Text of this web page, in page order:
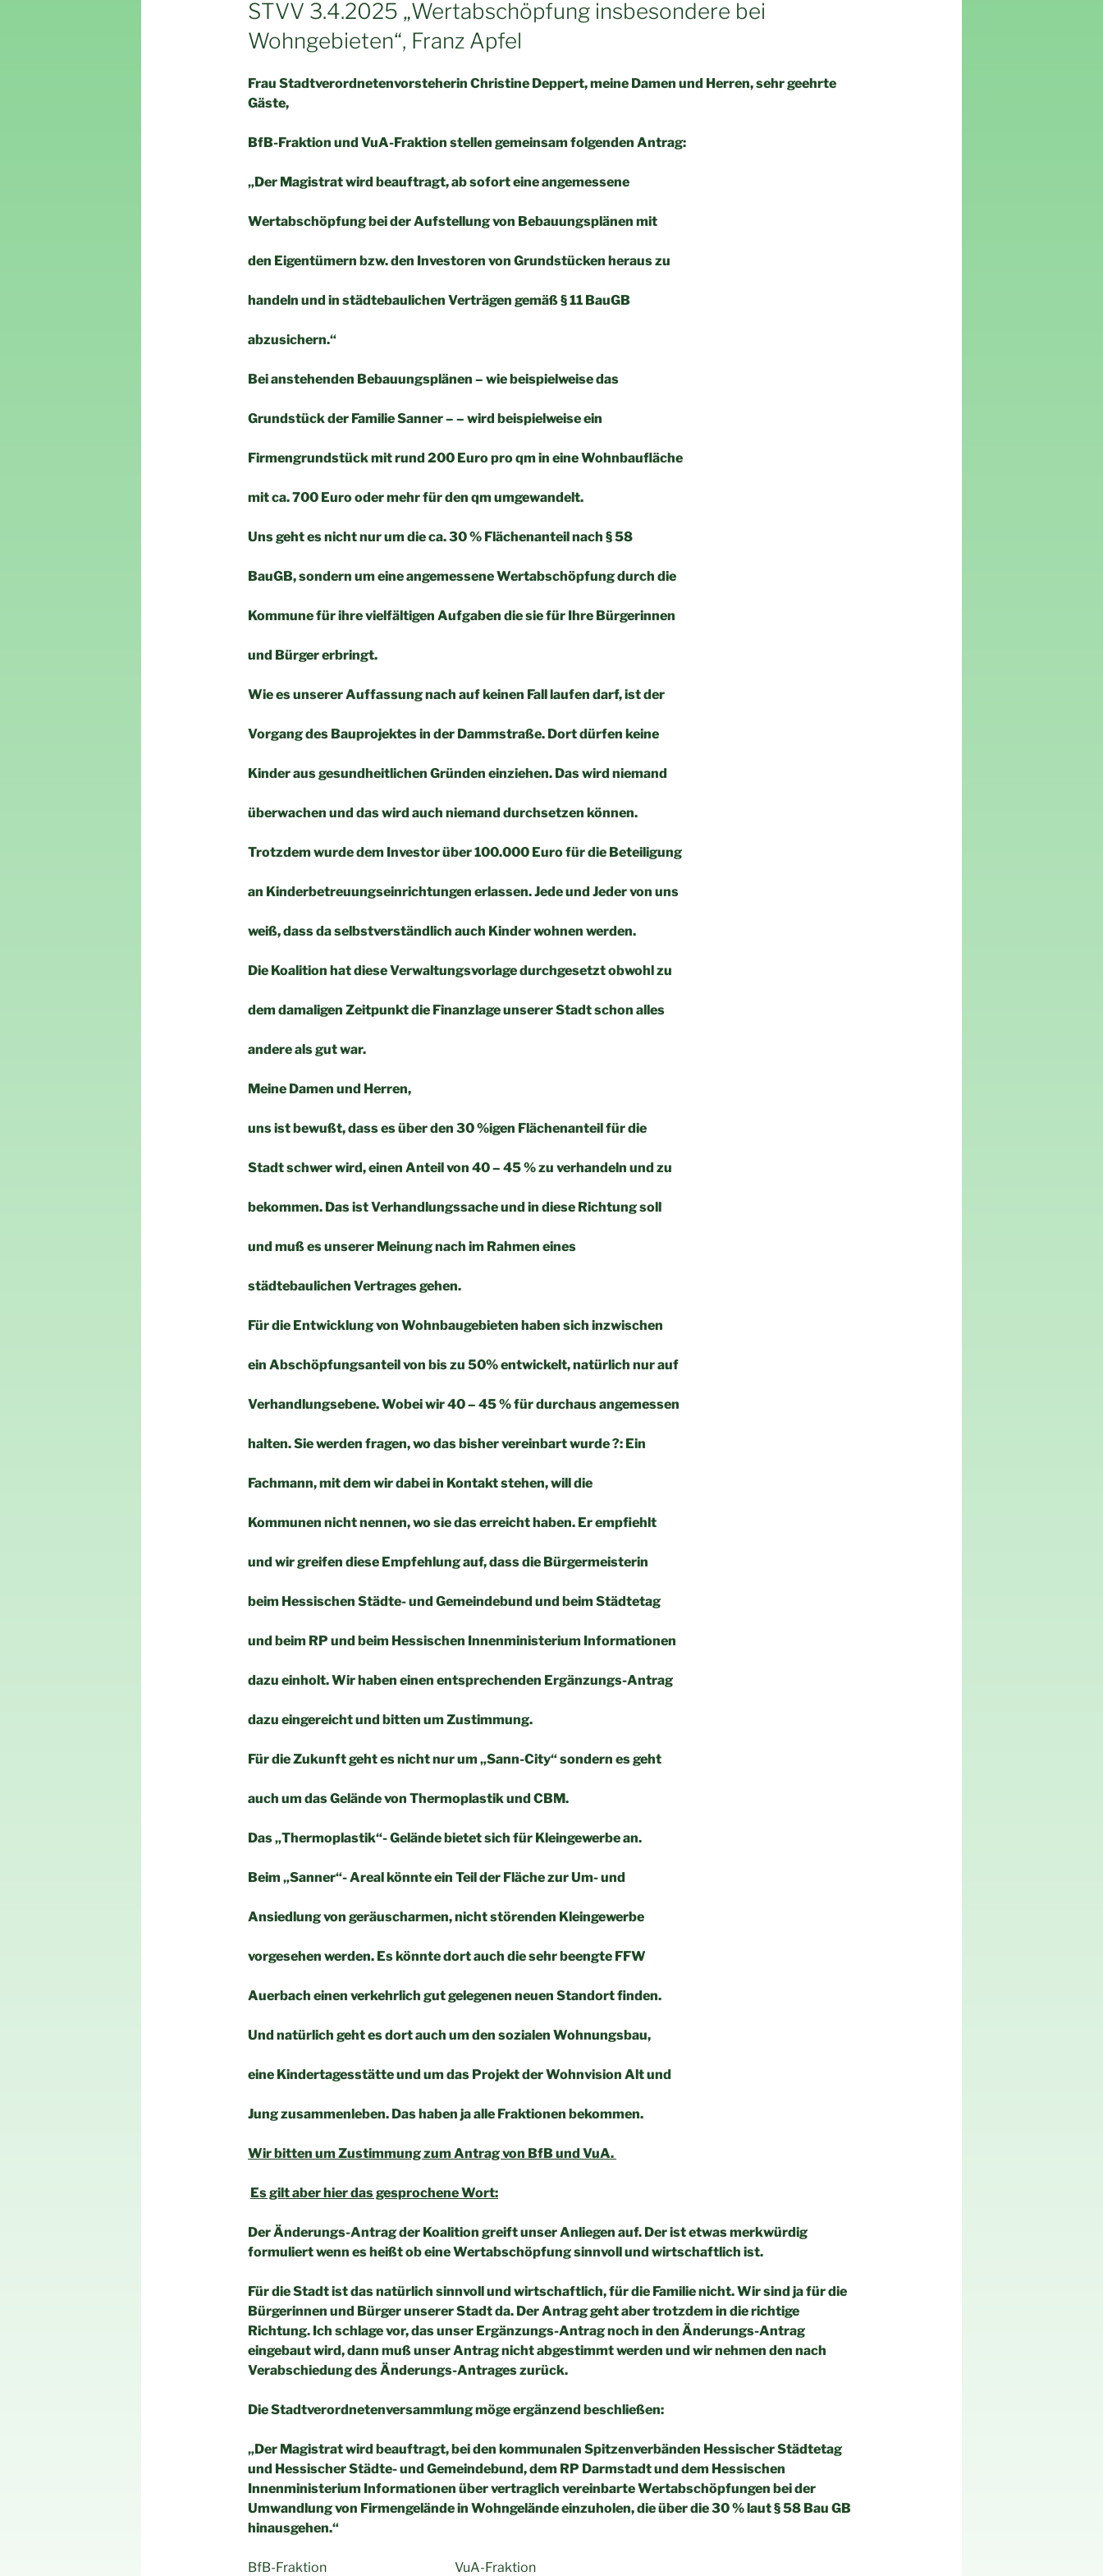
STVV 3.4.2025 „Wertabschöpfung insbesondere bei
Wohngebieten“, Franz Apfel
Frau Stadtverordnetenvorsteherin Christine Deppert, meine Damen und Herren, sehr geehrte
Gäste,
BfB-Fraktion und VuA-Fraktion stellen gemeinsam folgenden Antrag:
„Der Magistrat wird beauftragt, ab sofort eine angemessene
Wertabschöpfung bei der Aufstellung von Bebauungsplänen mit
den Eigentümern bzw. den Investoren von Grundstücken heraus zu
handeln und in städtebaulichen Verträgen gemäß § 11 BauGB
abzusichern.“
Bei anstehenden Bebauungsplänen – wie beispielweise das
Grundstück der Familie Sanner – – wird beispielweise ein
Firmengrundstück mit rund 200 Euro pro qm in eine Wohnbaufläche
mit ca. 700 Euro oder mehr für den qm umgewandelt.
Uns geht es nicht nur um die ca. 30 % Flächenanteil nach § 58
BauGB, sondern um eine angemessene Wertabschöpfung durch die
Kommune für ihre vielfältigen Aufgaben die sie für Ihre Bürgerinnen
und Bürger erbringt.
Wie es unserer Auffassung nach auf keinen Fall laufen darf, ist der
Vorgang des Bauprojektes in der Dammstraße. Dort dürfen keine
Kinder aus gesundheitlichen Gründen einziehen. Das wird niemand
überwachen und das wird auch niemand durchsetzen können.
Trotzdem wurde dem Investor über 100.000 Euro für die Beteiligung
an Kinderbetreuungseinrichtungen erlassen. Jede und Jeder von uns
weiß, dass da selbstverständlich auch Kinder wohnen werden.
Die Koalition hat diese Verwaltungsvorlage durchgesetzt obwohl zu
dem damaligen Zeitpunkt die Finanzlage unserer Stadt schon alles
andere als gut war.
Meine Damen und Herren,
uns ist bewußt, dass es über den 30 %igen Flächenanteil für die
Stadt schwer wird, einen Anteil von 40 – 45 % zu verhandeln und zu
bekommen. Das ist Verhandlungssache und in diese Richtung soll
und muß es unserer Meinung nach im Rahmen eines
städtebaulichen Vertrages gehen.
Für die Entwicklung von Wohnbaugebieten haben sich inzwischen
ein Abschöpfungsanteil von bis zu 50% entwickelt, natürlich nur auf
Verhandlungsebene. Wobei wir 40 – 45 % für durchaus angemessen
halten. Sie werden fragen, wo das bisher vereinbart wurde ?: Ein
Fachmann, mit dem wir dabei in Kontakt stehen, will die
Kommunen nicht nennen, wo sie das erreicht haben. Er empfiehlt
und wir greifen diese Empfehlung auf, dass die Bürgermeisterin
beim Hessischen Städte- und Gemeindebund und beim Städtetag
und beim RP und beim Hessischen Innenministerium Informationen
dazu einholt. Wir haben einen entsprechenden Ergänzungs-Antrag
dazu eingereicht und bitten um Zustimmung.
Für die Zukunft geht es nicht nur um „Sann-City“ sondern es geht
auch um das Gelände von Thermoplastik und CBM.
Das „Thermoplastik“- Gelände bietet sich für Kleingewerbe an.
Beim „Sanner“- Areal könnte ein Teil der Fläche zur Um- und
Ansiedlung von geräuscharmen, nicht störenden Kleingewerbe
vorgesehen werden. Es könnte dort auch die sehr beengte FFW
Auerbach einen verkehrlich gut gelegenen neuen Standort finden.
Und natürlich geht es dort auch um den sozialen Wohnungsbau,
eine Kindertagesstätte und um das Projekt der Wohnvision Alt und
Jung zusammenleben. Das haben ja alle Fraktionen bekommen.
Wir bitten um Zustimmung zum Antrag von BfB und VuA.
Es gilt aber hier das gesprochene Wort:
Der Änderungs-Antrag der Koalition greift unser Anliegen auf. Der ist etwas merkwürdig
formuliert wenn es heißt ob eine Wertabschöpfung sinnvoll und wirtschaftlich ist.
Für die Stadt ist das natürlich sinnvoll und wirtschaftlich, für die Familie nicht. Wir sind ja für die
Bürgerinnen und Bürger unserer Stadt da. Der Antrag geht aber trotzdem in die richtige
Richtung. Ich schlage vor, das unser Ergänzungs-Antrag noch in den Änderungs-Antrag
eingebaut wird, dann muß unser Antrag nicht abgestimmt werden und wir nehmen den nach
Verabschiedung des Änderungs-Antrages zurück.
Die Stadtverordnetenversammlung möge ergänzend beschließen:
„Der Magistrat wird beauftragt, bei den kommunalen Spitzenverbänden Hessischer Städtetag
und Hessischer Städte- und Gemeindebund, dem RP Darmstadt und dem Hessischen
Innenministerium Informationen über vertraglich vereinbarte Wertabschöpfungen bei der
Umwandlung von Firmengelände in Wohngelände einzuholen, die über die 30 % laut § 58 Bau GB
hinausgehen.“
BfB-Fraktion VuA-Fraktion